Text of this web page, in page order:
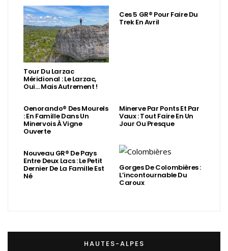
Tour Du Larzac
Méridional : Le Larzac,
Oui… Mais Autrement !
Ces 5 GR® Pour Faire Du
Trek En Avril
Oenorando® Des Mourels
: En Famille Dans Un
Minervois À Vigne
Ouverte
Minerve Par Ponts Et Par
Vaux : Tout Faire En Un
Jour Ou Presque
Nouveau GR® De Pays
Entre Deux Lacs : Le Petit
Dernier De La Famille Est
Né
Gorges De Colombières :
L’incontournable Du
Caroux
HAUTES-ALPES